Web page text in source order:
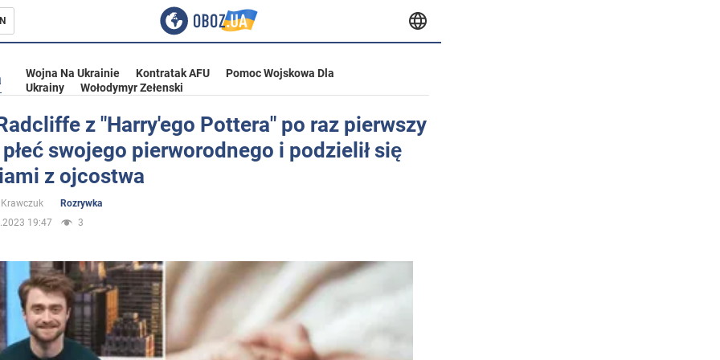
Ukrainie
Wojna Na Ukrainie Kontratak AFU
Pomoc Wojskowa Dla
Ukrainy
Wołodymyr Zełenski
z "Harry'ego Pottera" po raz pierwszy
płeć swojego pierworodnego i podzielił się
z ojcostwa
Rozrywka
19:47
3